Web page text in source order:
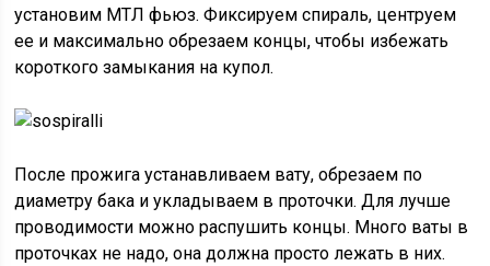
установим МТЛ фьюз. Фиксируем спираль, центруем
ее и максимально обрезаем концы, чтобы избежать
короткого замыкания на купол.
После прожига устанавливаем вату, обрезаем по
диаметру бака и укладываем в проточки. Для лучше
проводимости можно распушить концы. Много ваты в
проточках не надо, она должна просто лежать в них.